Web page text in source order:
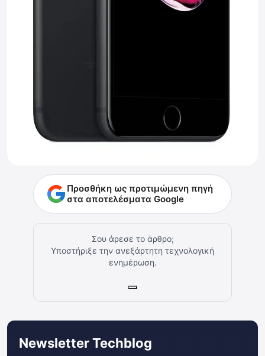
Προσθήκη ως προτιμώμενη πηγή
στα αποτελέσματα Google
Σου άρεσε το άρθρο;
Υποστήριξε την ανεξάρτητη τεχνολογική
ενημέρωση.
Newsletter Techblog